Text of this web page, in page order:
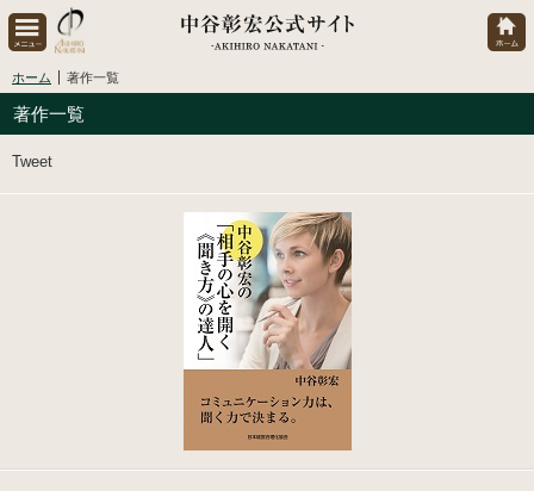
ホーム 著作一覧
著作一覧
Tweet